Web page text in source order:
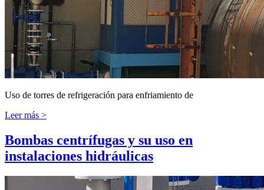
Uso de torres de refrigeración para enfriamiento de
Leer más >
Bombas centrífugas y su uso en
instalaciones hidráulicas